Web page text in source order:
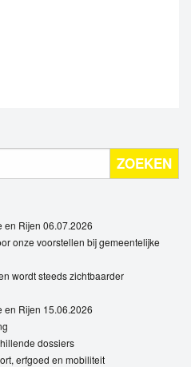
ZOEKEN
en Rijen 06.07.2026
onze voorstellen bij gemeentelijke
wordt steeds zichtbaarder
en Rijen 15.06.2026
dossiers
erfgoed en mobiliteit